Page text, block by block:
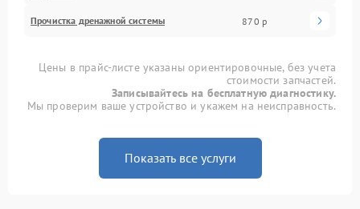
Прочистка дренажной системы 870 р
Цены в прайс-листе указаны ориентировочные, без учета
стоимости запчастей.
Записывайтесь на бесплатную диагностику.
Мы проверим ваше устройство и укажем на неисправность.
Показать все услуги